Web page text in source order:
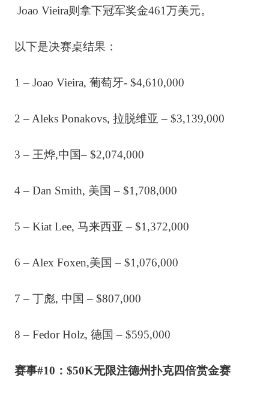
Joao Vieira则拿下冠军奖金461万美元。
以下是决赛桌结果：
1 – Joao Vieira, 葡萄牙- $4,610,000
2 – Aleks Ponakovs, 拉脱维亚 – $3,139,000
3 – 王烨,中国– $2,074,000
4 – Dan Smith, 美国 – $1,708,000
5 – Kiat Lee, 马来西亚 – $1,372,000
6 – Alex Foxen,美国 – $1,076,000
7 – 丁彪, 中国 – $807,000
8 – Fedor Holz, 德国 – $595,000
赛事#10：$50K无限注德州扑克四倍赏金赛